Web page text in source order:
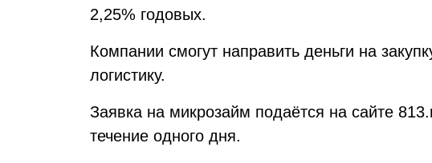
2,25% годовых.
Компании смогут направить деньги на
логистику.
Заявка на микрозайм подаётся на сайте
течение одного дня.